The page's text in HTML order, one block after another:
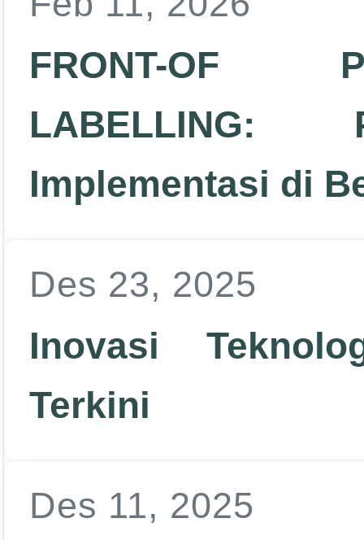
FRONT-OF
LABELLING:
Implementasi di
Des 23, 2025
Inovasi
Terkini
Des 11, 2025